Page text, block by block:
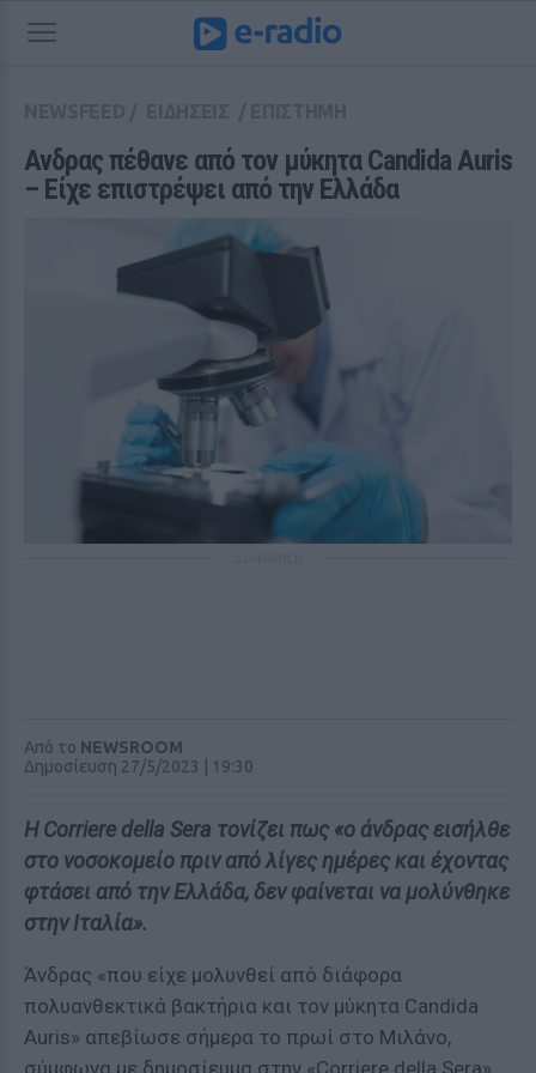
Ανδρας πέθανε από τον μύκητα Candida Auris
– Είχε επιστρέψει από την Ελλάδα
Από το NEWSROOM
Δημοσίευση 27/5/2023 | 19:30
Η Corriere della Sera τονίζει πως «ο άνδρας εισήλθε
στο νοσοκομείο πριν από λίγες ημέρες και έχοντας
φτάσει από την Ελλάδα, δεν φαίνεται να μολύνθηκε
στην Ιταλία».
Άνδρας «που είχε μολυνθεί από διάφορα
πολυανθεκτικά βακτήρια και τον μύκητα Candida
Auris» απεβίωσε σήμερα το πρωί στο Μιλάνο,
σύμφωνα με δημοσίευμα στην «Corriere della Sera».